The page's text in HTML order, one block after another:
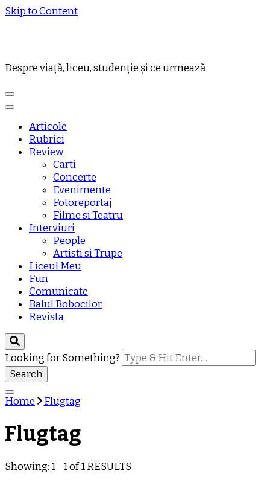
Skip to Content
Despre viață, liceu, studenție și ce urmează
Articole
Rubrici
Review
Carti
Concerte
Evenimente
Fotoreportaj
Filme si Teatru
Interviuri
People
Artisti si Trupe
Liceul Meu
Fun
Comunicate
Balul Bobocilor
Revista
Looking for Something?
Home Flugtag
Flugtag
Showing: 1 - 1 of 1 RESULTS